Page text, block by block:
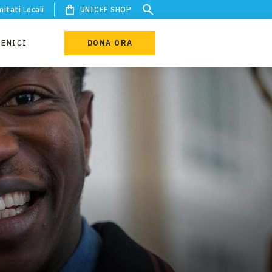
Locali UNICEF SHOP
DONA ORA